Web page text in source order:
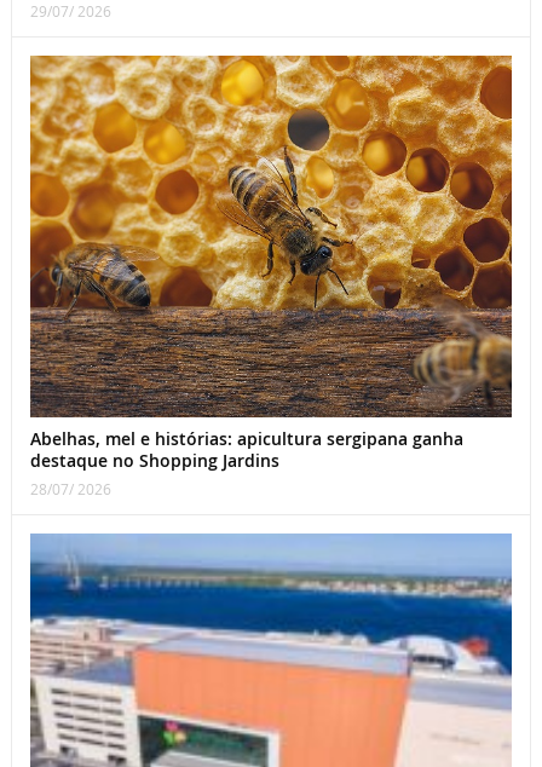
29/07/ 2026
Abelhas, mel e histórias: apicultura sergipana ganha
destaque no Shopping Jardins
28/07/ 2026